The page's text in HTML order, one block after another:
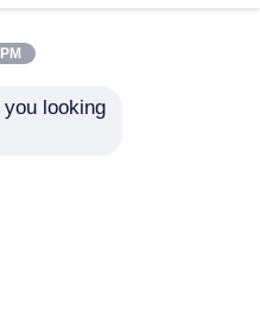
looking